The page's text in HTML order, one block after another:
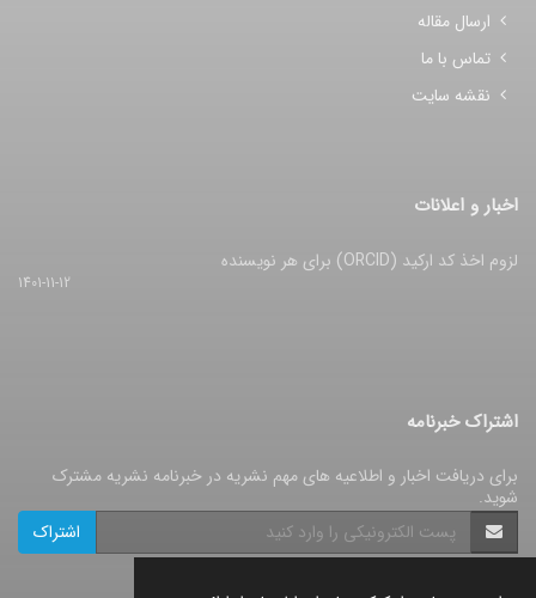
ارسال مقاله
تماس با ما
نقشه سایت
اخبار و اعلانات
لزوم اخذ کد ارکید (ORCID) برای هر نویسنده
1401-11-12
اشتراک خبرنامه
برای دریافت اخبار و اطلاعیه های مهم نشریه در خبرنامه نشریه مشترک
شوید.
اشتراک